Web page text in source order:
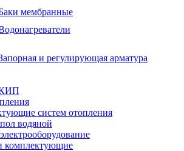
мембранные
и регулирующая арматура
систем отопления
водяной
комплектующие